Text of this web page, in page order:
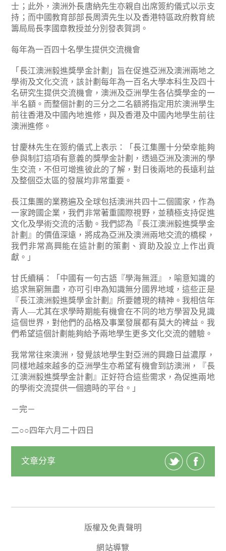
士；此外，澳洲外長唐納先生亦親自出席簽約儀式以示支
持；而中國教育部部長周濟先生以及香港特區政府教育統
籌局局長李國章教授並分別發表賀詞。
每年為一百四十名學生提供交流機會
「長江澳洲毅進獎學金計劃」旨在促進亞洲及澳洲兩地之
學術及文化交流，該計劃每年為一百名大學本科生及四十
名研究生提供交流機會，澳洲及亞洲學生各佔獎學金的一
半名額。而整個計劃的三分之二名額將指定用於澳洲學生
前往香港及中國內地進修，與及香港及中國內地學生前往
澳洲進修。
甘慶林先生在簽約儀式上表示：「長江集團十分榮幸能夠
參與制訂這項有意義的獎學金計劃，透過亞洲及澳洲的學
生交流，不但可增進彼此的了解，對日後兩地的長遠利益
及整個亞太區的發展均非常重要。
長江集團的業務遍及全球包括澳洲共四十二個國家，作為
一家跨國企業，我們非常著重國際視野，並積極支持促進
文化及學術交流的活動。我們認為『長江澳洲毅進獎學金
計劃』的價值深遠，將成為亞洲及澳洲兩地交流的橋樑，
我們非常高興能在這計劃的策劃、資助及設立上作出貢
獻。」
甘氏續稱：「中國有一句古語『學海無涯』，喻意知識的
追求無窮無盡，亦可引申為知識無分國界地域，這些正是
『長江澳洲毅進獎學金計劃』所要體現的精神。我相信年
青人—尤其在求學時期能有機會在不同的地方學習及見識
這個世界，對他們的品格及事業發展都有莫大的裨益。我
們希望這個計劃能夠給予兩地學生更多文化交流的體驗。
我常常往來澳洲，發覺該地學生對亞洲的興趣日益濃厚，
同樣地越來越多的亞洲學生亦希望有機會到訪澳洲，『長
江澳洲毅進獎學金計劃』正好符合這些需求，為促進兩地
的學術交流提供一個適時的平台。」
－完－
二○○四年六月二十四日
文章分享
版權及免責聲明
網站導覽